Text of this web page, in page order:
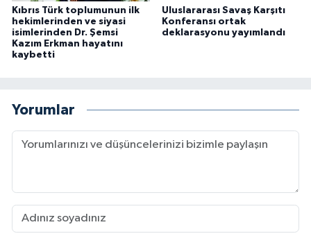
Kıbrıs Türk toplumunun ilk
hekimlerinden ve siyasi
isimlerinden Dr. Şemsi
Kazım Erkman hayatını
kaybetti
Uluslararası Savaş Karşıtı
Konferansı ortak
deklarasyonu yayımlandı
Yorumlar